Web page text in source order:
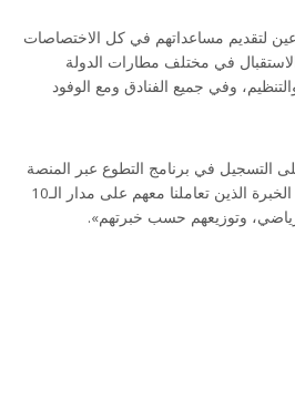
لتقديم مساعداتهم في كل الاختصاصات
في مختلف مطارات الدولة
وفي جميع الفنادق ومع الوفود
التسجيل في برنامج التطوع عبر المنصة
الرسمية، قمنا باختيار أصحاب الخبرة الذين تعاملنا معهم على مدار الـ10
وتوزيعهم حسب خبرتهم».